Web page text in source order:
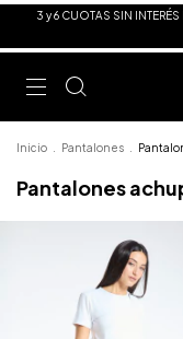
3 y 6 CUOTAS SIN
Inicio Pantalones
Pantalones